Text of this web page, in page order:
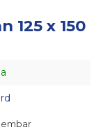
125 x 150